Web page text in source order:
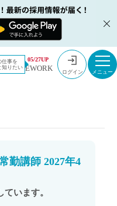
仕事を
知りたい
05/27UP
EWORK ログイン
始
勤講師 2027年4
います。